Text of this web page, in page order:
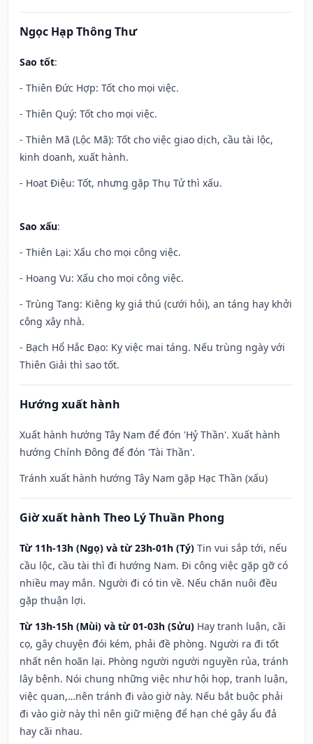
Ngọc Hạp Thông Thư
Sao tốt:
- Thiên Đức Hợp: Tốt cho mọi việc.
- Thiên Quý: Tốt cho mọi việc.
- Thiên Mã (Lộc Mã): Tốt cho việc giao dịch, cầu tài lộc,
kinh doanh, xuất hành.
- Hoạt Điệu: Tốt, nhưng gặp Thụ Tử thì xấu.
Sao xấu:
- Thiên Lại: Xấu cho mọi công việc.
- Hoang Vu: Xấu cho mọi công việc.
- Trùng Tang: Kiêng kỵ giá thú (cưới hỏi), an táng hay khởi
công xây nhà.
- Bạch Hổ Hắc Đạo: Kỵ việc mai táng. Nếu trùng ngày với
Thiên Giải thì sao tốt.
Hướng xuất hành
Xuất hành hướng Tây Nam để đón 'Hỷ Thần'. Xuất hành
hướng Chính Đông để đón 'Tài Thần'.
Tránh xuất hành hướng Tây Nam gặp Hạc Thần (xấu)
Giờ xuất hành Theo Lý Thuần Phong
Từ 11h-13h (Ngọ) và từ 23h-01h (Tý) Tin vui sắp tới, nếu
cầu lộc, cầu tài thì đi hướng Nam. Đi công việc gặp gỡ có
nhiều may mắn. Người đi có tin về. Nếu chăn nuôi đều
gặp thuận lợi.
Từ 13h-15h (Mùi) và từ 01-03h (Sửu) Hay tranh luận, cãi
cọ, gây chuyện đói kém, phải đề phòng. Người ra đi tốt
nhất nên hoãn lại. Phòng người người nguyền rủa, tránh
lây bệnh. Nói chung những việc như hội họp, tranh luận,
việc quan,…nên tránh đi vào giờ này. Nếu bắt buộc phải
đi vào giờ này thì nên giữ miệng để hạn ché gây ẩu đả
hay cãi nhau.